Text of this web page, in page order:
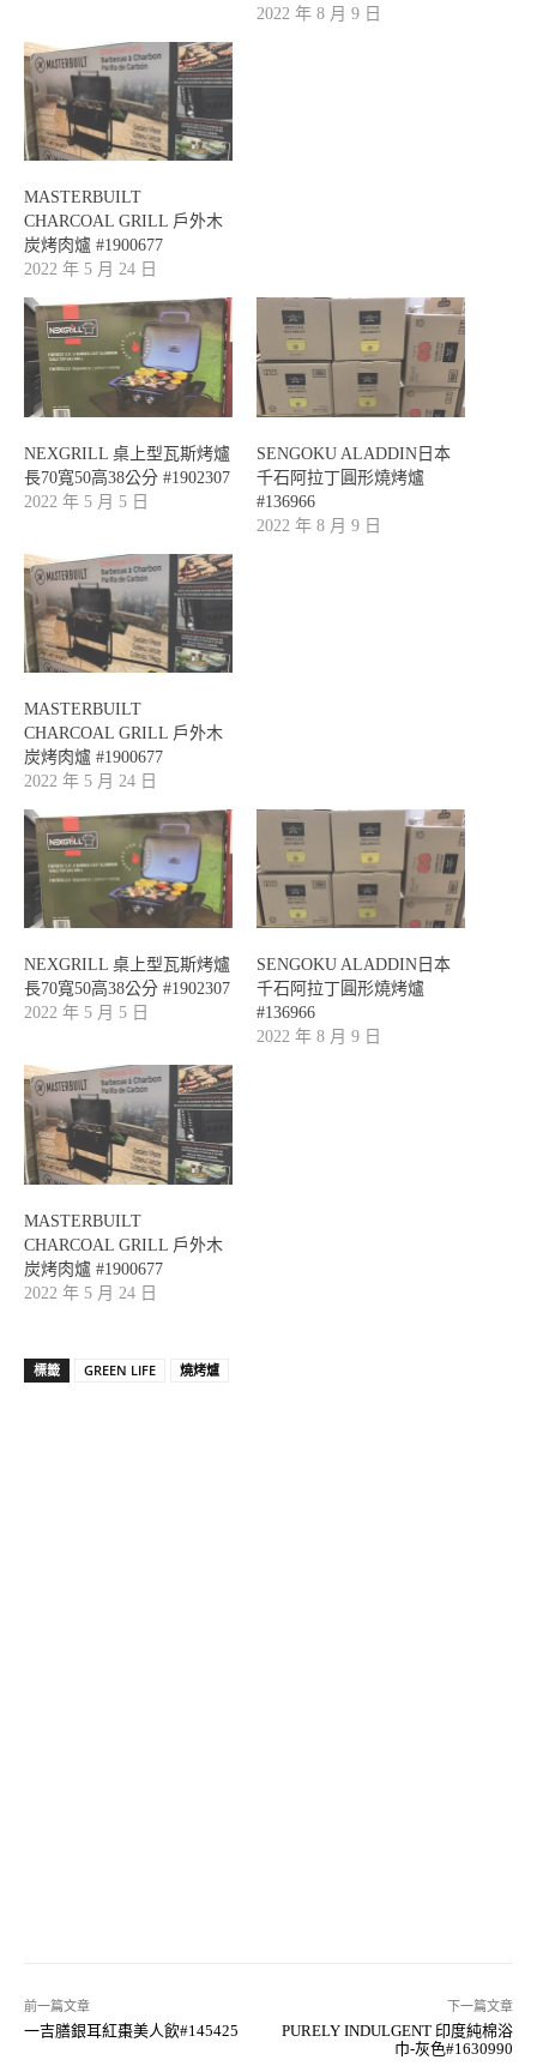
2022 年 8 月 9 日
MASTERBUILT
CHARCOAL GRILL 戶外木
炭烤肉爐 #1900677
2022 年 5 月 24 日
NEXGRILL 桌上型瓦斯烤爐
長70寬50高38公分 #1902307
2022 年 5 月 5 日
SENGOKU ALADDIN日本
千石阿拉丁圓形燒烤爐
#136966
2022 年 8 月 9 日
MASTERBUILT
CHARCOAL GRILL 戶外木
炭烤肉爐 #1900677
2022 年 5 月 24 日
NEXGRILL 桌上型瓦斯烤爐
長70寬50高38公分 #1902307
2022 年 5 月 5 日
SENGOKU ALADDIN日本
千石阿拉丁圓形燒烤爐
#136966
2022 年 8 月 9 日
MASTERBUILT
CHARCOAL GRILL 戶外木
炭烤肉爐 #1900677
2022 年 5 月 24 日
標籤 GREEN LIFE 燒烤爐
前一篇文章
一吉膳銀耳紅棗美人飲#145425
下一篇文章
PURELY INDULGENT 印度純棉浴
巾-灰色#1630990